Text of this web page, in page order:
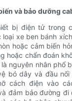
và bảo dưỡng
bị điện tử trong
xe ben bánh
hoặc cảm biến
hoặc chẩn đoán
nguyên nhân phổ
bó dây và đầu
cách điện vào
đảm bảo đường đi